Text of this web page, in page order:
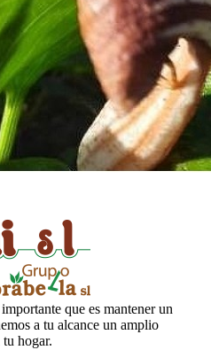
que es mantener un
a tu alcance un amplio
hogar.